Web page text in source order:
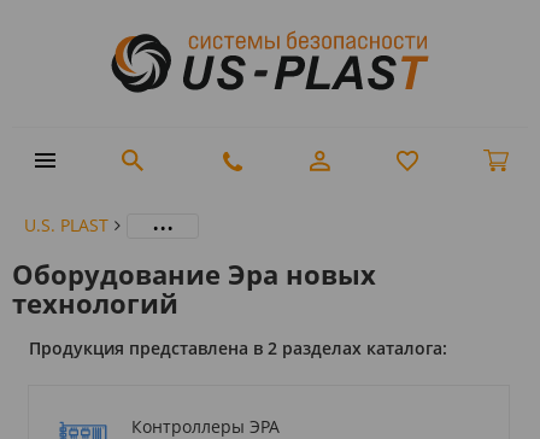
U.S. PLAST ...
Оборудование Эра новых
технологий
Продукция представлена в 2 разделах каталога:
Контроллеры ЭРА